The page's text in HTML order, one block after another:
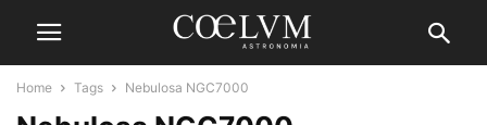
Home Tags Nebulosa NGC7000